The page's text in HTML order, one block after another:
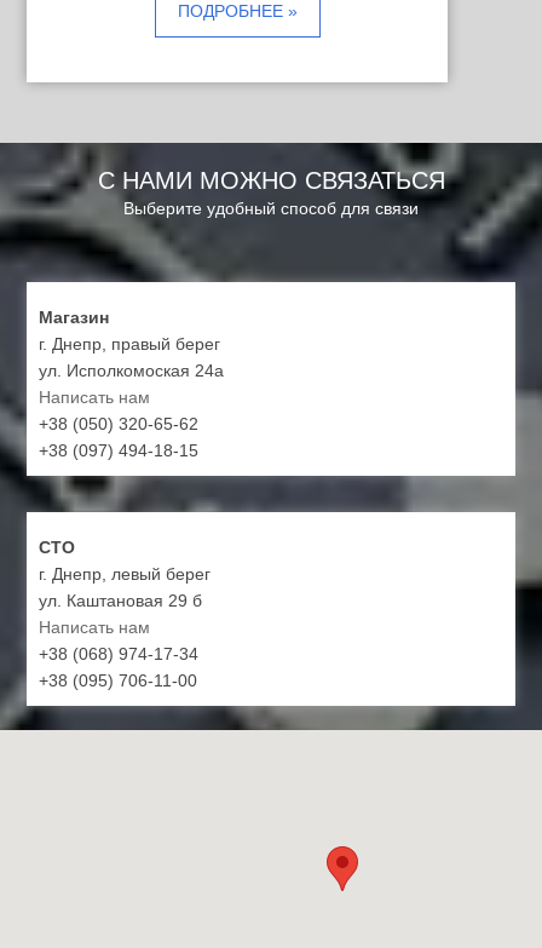
ПОДРОБНЕЕ »
С НАМИ МОЖНО СВЯЗАТЬСЯ
Выберите удобный способ для связи
Магазин
г. Днепр, правый берег
ул. Исполкомоская 24а
Написать нам
+38 (050) 320-65-62
+38 (097) 494-18-15
СТО
г. Днепр, левый берег
ул. Каштановая 29 б
Написать нам
+38 (068) 974-17-34
+38 (095) 706-11-00